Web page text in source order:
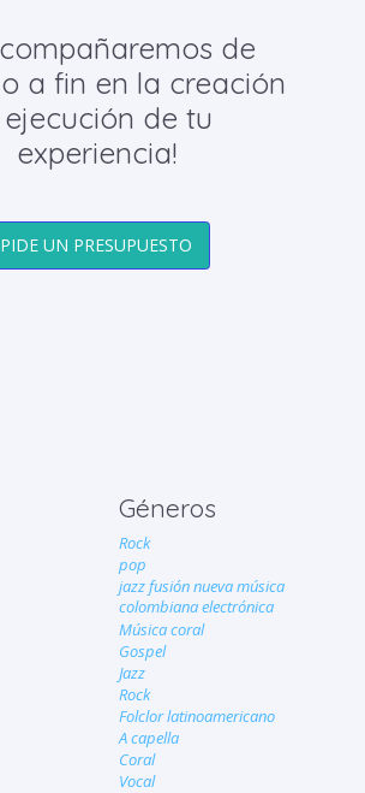
de
a fin en la creación
de tu
experiencia!
PIDE UN PRESUPUESTO
Géneros
Rock
pop
jazz fusión nueva música
colombiana electrónica
Música coral
Gospel
Jazz
Rock
Folclor latinoamericano
A capella
Coral
Vocal